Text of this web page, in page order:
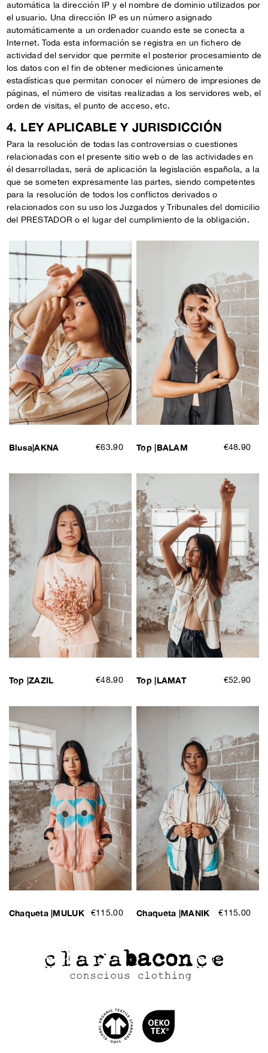
automática la dirección IP y el nombre de dominio utilizados por
el usuario. Una dirección IP es un número asignado
automáticamente a un ordenador cuando este se conecta a
Internet. Toda esta información se registra en un fichero de
actividad del servidor que permite el posterior procesamiento de
los datos con el fin de obtener mediciones únicamente
estadísticas que permitan conocer el número de impresiones de
páginas, el número de visitas realizadas a los servidores web, el
orden de visitas, el punto de acceso, etc.
4. LEY APLICABLE Y JURISDICCIÓN
Para la resolución de todas las controversias o cuestiones
relacionadas con el presente sitio web o de las actividades en
él desarrolladas, será de aplicación la legislación española, a la
que se someten expresamente las partes, siendo competentes
para la resolución de todos los conflictos derivados o
relacionados con su uso los Juzgados y Tribunales del domicilio
del PRESTADOR o el lugar del cumplimiento de la obligación.
Blusa|AKNA €63.90 Top |BALAM €48.90
Top |ZAZIL €48.90 Top |LAMAT €52.90
Chaqueta |MULUK €115.00 Chaqueta |MANIK €115.00